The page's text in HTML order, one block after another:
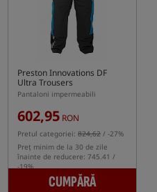
Preston Innovations DF
Ultra Trousers
Pantaloni impermeabili
602,95 RON
Pretul categoriei: 824,62 / -27%
Preț minim de la 30 de zile
înainte de reducere: 745.41 /
-19%
CUMPĂRĂ